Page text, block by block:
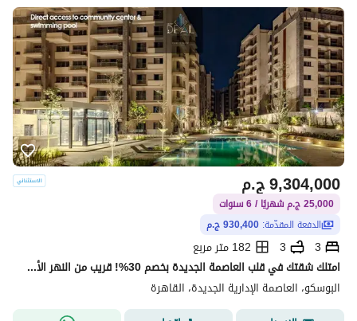
ج.م9,304,000
25,000 ج.م شهريًا / 6 سنوات
الدفعة المقدّمة: 930,400 ج.م
3
3
182 متر مربع
امتلك شقتك في قلب العاصمة الجديدة بخصم 30%! قريب من النهر الأخضر ومحور محمد بن زايد والحي الدبلوماسي، وسط لوكيشن راقي وحياة متكاملة!
البوسكو، العاصمة الإدارية الجديدة، القاهرة